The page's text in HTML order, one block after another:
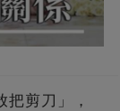
剪刀」，